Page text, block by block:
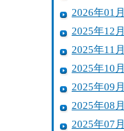
2026年01月
2025年12月
2025年11月
2025年10月
2025年09月
2025年08月
2025年07月